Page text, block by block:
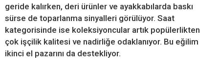
geride kalırken, deri ürünler ve ayakkabılarda baskı
sürse de toparlanma sinyalleri görülüyor. Saat
kategorisinde ise koleksiyoncular artık popülerlikten
çok işçilik kalitesi ve nadirliğe odaklanıyor. Bu eğilim
ikinci el pazarını da destekliyor.